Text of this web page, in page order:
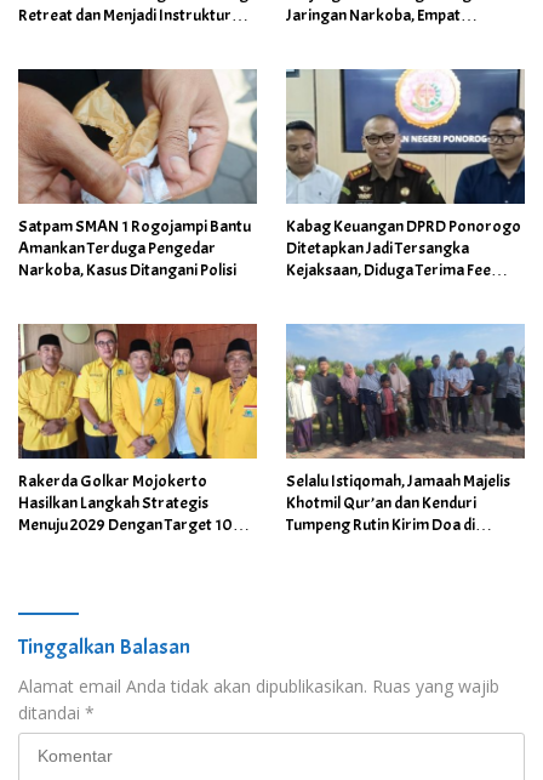
Retreat dan Menjadi Instruktur
Jaringan Narkoba, Empat
Satpam SMAN 1 Rogojampi Bantu
Amankan Terduga Pengedar
Narkoba, Kasus Ditangani Polisi
Kabag Keuangan DPRD Ponorogo
Ditetapkan Jadi Tersangka
Kejaksaan, Diduga Terima Fee
Rakerda Golkar Mojokerto
Hasilkan Langkah Strategis
Menuju 2029 Dengan Target 10
Selalu Istiqomah, Jamaah Majelis
Khotmil Qur’an dan Kenduri
Tumpeng Rutin Kirim Doa di
Tinggalkan Balasan
Alamat email Anda tidak akan dipublikasikan. Ruas yang wajib
ditandai *